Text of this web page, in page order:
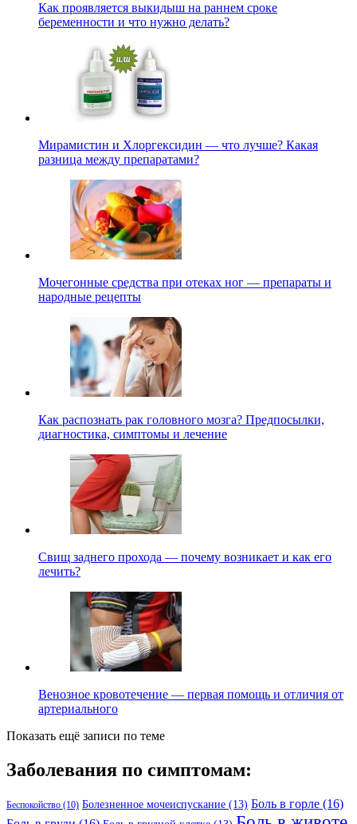
Как проявляется выкидыш на раннем сроке
беременности и что нужно делать?
Мирамистин и Хлоргексидин — что лучше? Какая
разница между препаратами?
Мочегонные средства при отеках ног — препараты и
народные рецепты
Как распознать рак головного мозга? Предпосылки,
диагностика, симптомы и лечение
Свищ заднего прохода — почему возникает и как его
лечить?
Венозное кровотечение — первая помощь и отличия от
артериального
Показать ещё записи по теме
Заболевания по симптомам:
Беспокойство (10) Болезненное мочеиспускание (13) Боль в горле (16)